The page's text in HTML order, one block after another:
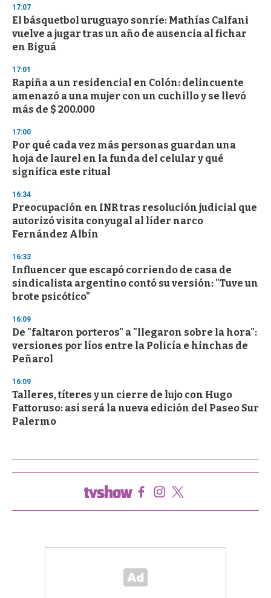
s
e
c
o
n
17:07
El básquetbol uruguayo sonríe: Mathías Calfani
vuelve a jugar tras un año de ausencia al fichar
en Biguá
17:01
Rapiña a un residencial en Colón: delincuente
amenazó a una mujer con un cuchillo y se llevó
más de $ 200.000
17:00
Por qué cada vez más personas guardan una
hoja de laurel en la funda del celular y qué
significa este ritual
16:34
Preocupación en INR tras resolución judicial que
autorizó visita conyugal al líder narco
Fernández Albín
16:33
Influencer que escapó corriendo de casa de
sindicalista argentino contó su versión: "Tuve un
brote psicótico"
16:09
De "faltaron porteros" a "llegaron sobre la hora":
versiones por líos entre la Policía e hinchas de
Peñarol
16:09
Talleres, títeres y un cierre de lujo con Hugo
Fattoruso: así será la nueva edición del Paseo Sur
Palermo